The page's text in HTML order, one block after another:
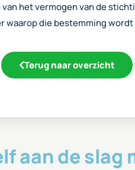
het vermogen van de
waarop die bestemming
Terug naar overzicht
aan de slag